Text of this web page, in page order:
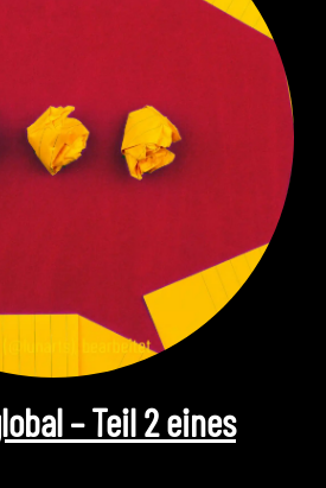
– Teil 2 eines